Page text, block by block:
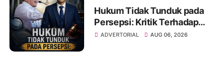
Hukum Tidak Tunduk pada
Persepsi: Kritik Terhadap
Monopoli Kebenaran oleh
ADVERTORIAL AUG 06, 2026